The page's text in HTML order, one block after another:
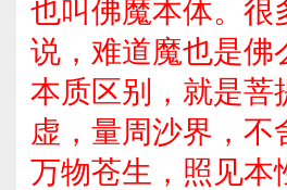
也叫佛魔本体。很
说，难道魔也是佛
本质区别，就是菩
虚，量周沙界，不
万物苍生，照见本